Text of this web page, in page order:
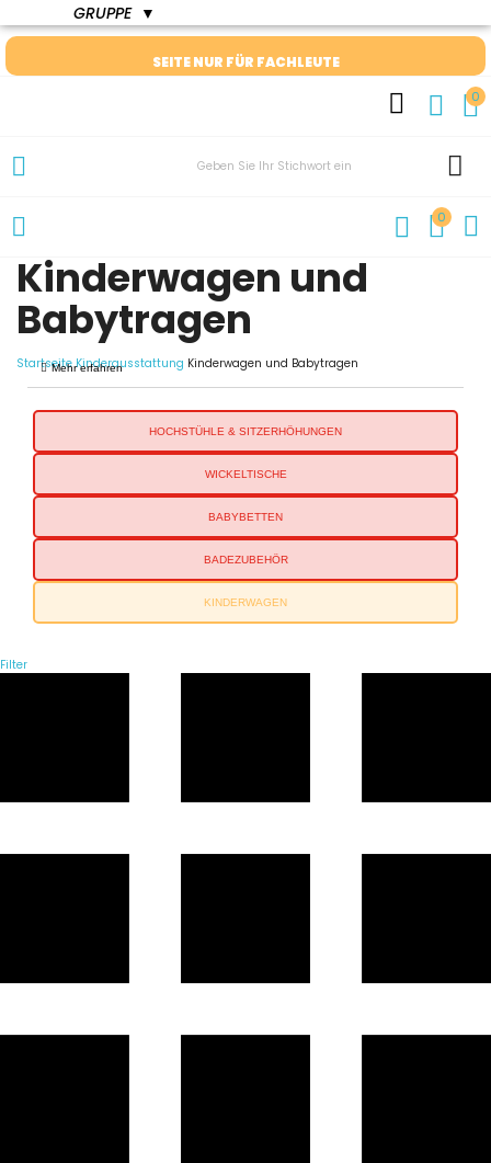
GRUPPE ▼
SEITE NUR FÜR FACHLEUTE
0
0
Kinderwagen und
Babytragen
Startseite Kinderausstattung Kinderwagen und Babytragen
Mehr erfahren
HOCHSTÜHLE & SITZERHÖHUNGEN
WICKELTISCHE
BABYBETTEN
BADEZUBEHÖR
KINDERWAGEN
Filter